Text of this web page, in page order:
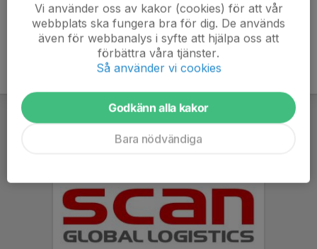
Vi använder oss av kakor (cookies) för att vår
webbplats ska fungera bra för dig. De används
även för webbanalys i syfte att hjälpa oss att
förbättra våra tjänster.
Så använder vi cookies
Godkänn alla kakor
Bara nödvändiga